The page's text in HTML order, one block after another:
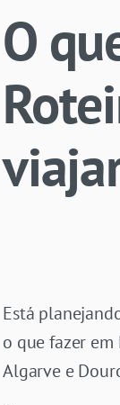
O
Está
o que fazer em
Algarve e